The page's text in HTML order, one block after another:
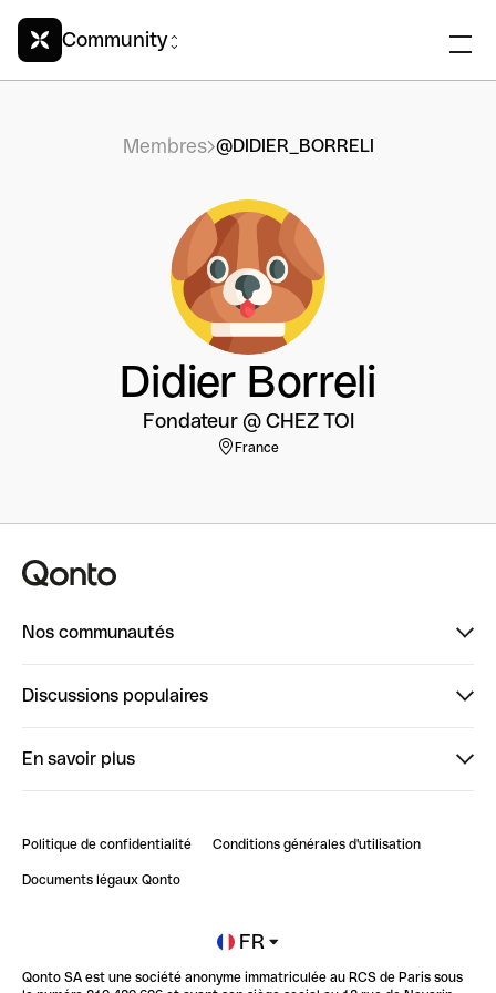
Community
Membres @DIDIER_BORRELI
Didier Borreli
Fondateur @ CHEZ TOI
France
Nos communautés
ClubQonto
Discussions populaires
Impact de l'IA sur les carrières/productivité
En savoir plus
Blog
Newsroom
Glossaire finance
Politique de confidentialité Conditions générales d'utilisation
Documents légaux Qonto
FR
Qonto SA est une société anonyme immatriculée au RCS de Paris sous